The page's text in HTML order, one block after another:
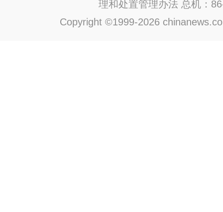
理和处置管理办法 总机：
Copyright ©1999-2026